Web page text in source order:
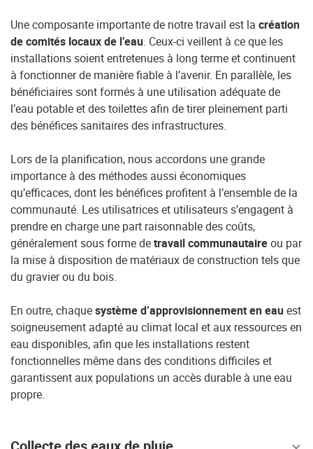
Une composante importante de notre travail est la création
de comités locaux de l’eau. Ceux-ci veillent à ce que les
installations soient entretenues à long terme et continuent
à fonctionner de manière fiable à l’avenir. En parallèle, les
bénéficiaires sont formés à une utilisation adéquate de
l’eau potable et des toilettes afin de tirer pleinement parti
des bénéfices sanitaires des infrastructures.
Lors de la planification, nous accordons une grande
importance à des méthodes aussi économiques
qu’efficaces, dont les bénéfices profitent à l’ensemble de la
communauté. Les utilisatrices et utilisateurs s’engagent à
prendre en charge une part raisonnable des coûts,
généralement sous forme detravail communautaireou par
la mise à disposition de matériaux de construction tels que
du gravier ou du bois.
En outre, chaquesystème d’approvisionnement en eauest
soigneusement adapté au climat local et aux ressources en
eau disponibles, afin que les installations restent
fonctionnelles même dans des conditions difficiles et
garantissent aux populations un accès durable à une eau
propre.